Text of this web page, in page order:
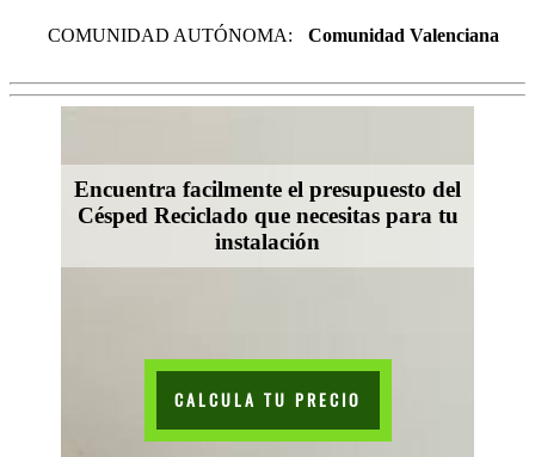
COMUNIDAD AUTÓNOMA: Comunidad Valenciana
Encuentra facilmente el presupuesto del
Césped Reciclado que necesitas para tu
instalación
CALCULA TU PRECIO